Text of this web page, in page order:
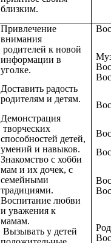
близким.
Привлечение
внимания
родителей к новой
информации в
уголке.
Доставить радость
родителям и детям.
Демонстрация
творческих
способностей детей,
умений и навыков.
Знакомство с хобби
мам и их дочек, с
семейными
традициями.
Воспитание любви
и уважения к
мамам.
Вызывать у детей